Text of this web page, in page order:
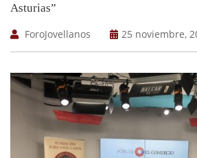
Asturias”
ForoJovellanos
25 noviembre,